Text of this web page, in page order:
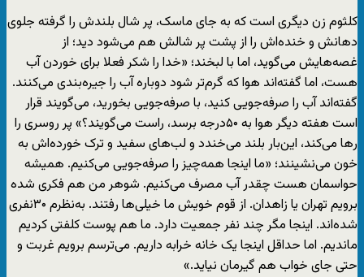
کلثوم زن دیگری است که به جای ماسک، پر شال بلندش را گرفته جلوی
دهانش و خنده‌اش را از پشت پر شالش هم می‌شود دید؛ از
غصه‌هایش می‌گوید، اما با لبخند؛ «خدا را شکر فعلا برای خوردن آب
هست، اما گفته‌اند هوا که گرم‌تر شود دوباره آب را جیره‌بندی می‌کنند.
گفته‌اند آب را صرفه‌جویی کنید، با صرفه‌جویی بخورید، می‌گویند قرار
است هفته دیگر هوا به ۵۰درجه برسد، راست می‌گویند؟» پر روسری را
رها می‌کند، این‌بار بلند می‌خندد و لب‌های سفید و ترک خورده‌اش به
خون می‌نشینند؛ «ما اینجا همه‌چیز را صرفه‌‎جویی می‌کنیم. همیشه
حواسمان هست چقدر آب مصرف می‌کنیم. شوهر من هم فکری شده
برویم تهران یا زاهدان. از قوم خویش ما خیلی‌ها رفتند. به‌نظرم ۳۰نفری
شده‌اند. اینجا مگر چند نفر جمعیت دارد. ما هم پوست کلفتی کردیم
ماندیم. اما حداقل اینجا یک خانه خرابه داریم. می‌ترسم برویم غربت و
حتی جای خواب هم گیرمان نیاید.»